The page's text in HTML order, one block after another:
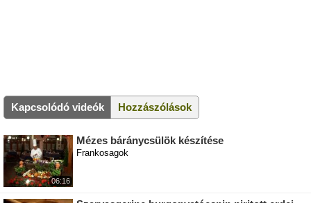
Kapcsolódó videók Hozzászólások
06:16
Mézes báránycsülök készítése
Frankosagok